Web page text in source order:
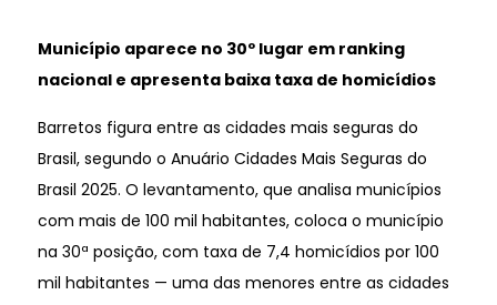
Município aparece no 30º lugar em ranking
nacional e apresenta baixa taxa de homicídios
Barretos figura entre as cidades mais seguras do
Brasil, segundo o Anuário Cidades Mais Seguras do
Brasil 2025. O levantamento, que analisa municípios
com mais de 100 mil habitantes, coloca o município
na 30ª posição, com taxa de 7,4 homicídios por 100
mil habitantes — uma das menores entre as cidades